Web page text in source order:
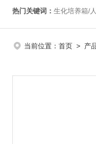
热门关键词： 生化培养箱/人工气候
当前位置： 首页 > 产